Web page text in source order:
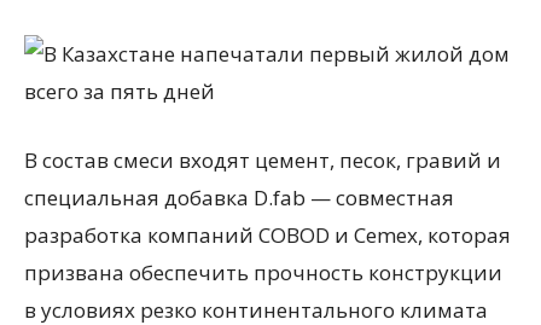
В состав смеси входят цемент, песок, гравий и
специальная добавка D.fab — совместная
разработка компаний СОВОD и Cemex, которая
призвана обеспечить прочность конструкции
в условиях резко континентального климата